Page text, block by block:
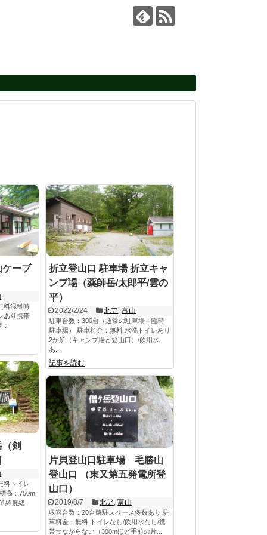
ケーブ
料混雑時
あり携帯
折立登山口 駐車場 折立キャ
ンプ場（薬師岳/太郎平/雲の
平）
2022/2/24 北ア,富山
駐車台数：300台（通常の駐車場＋臨時
駐車場） 駐車料金：無料 水洗トイレあり
2か所（キャンプ場と登山口）/飲用水
あ...
記事を読む
剣
料トイレ
高：750m
緯度経
片貝登山口駐車場 毛勝山
登山口 （東又第五発電所登
山口）
2019/8/7 北ア ,富山
収容台数：20台路駐スペース多数あり 駐
車料金：無料 トイレなし/飲用水なし/携
帯つながらない（300mほど手前の片...